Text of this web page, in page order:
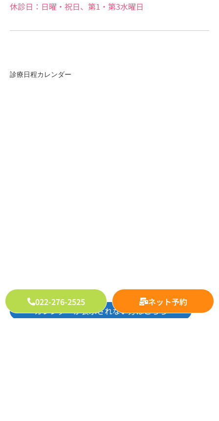
休診日：日曜・祝日、第1・第3水曜日
診療日程カレンダー
カレンダーが表示されない方はこちら
022-276-2525 ネット予約